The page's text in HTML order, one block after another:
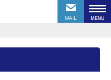
MAIL